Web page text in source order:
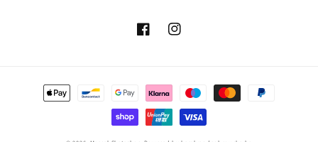
FacebookInstagram
Betaalmethoden